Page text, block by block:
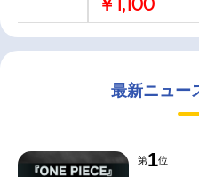
￥1,100
最新ニュー
第1位